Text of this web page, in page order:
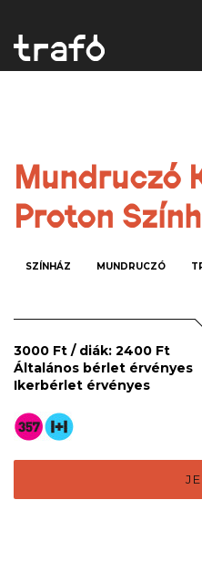
Mundruczó
Proton
SZÍNHÁZ MUNDRUCZÓ
3000 Ft / diák: 2400 Ft
Általános bérlet érvényes
Ikerbérlet érvényes